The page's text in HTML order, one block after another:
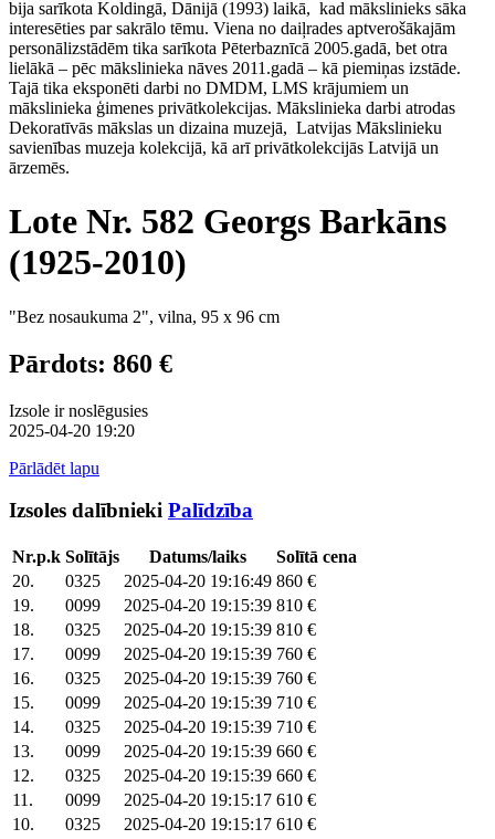
bija sarīkota Koldingā, Dānijā (1993) laikā, kad mākslinieks sāka
interesēties par sakrālo tēmu. Viena no daiļrades aptverošākajām
personālizstādēm tika sarīkota Pēterbaznīcā 2005.gadā, bet otra
lielākā – pēc mākslinieka nāves 2011.gadā – kā piemiņas izstāde.
Tajā tika eksponēti darbi no DMDM, LMS krājumiem un
mākslinieka ģimenes privātkolekcijas. Mākslinieka darbi atrodas
Dekoratīvās mākslas un dizaina muzejā, Latvijas Mākslinieku
savienības muzeja kolekcijā, kā arī privātkolekcijās Latvijā un
ārzemēs.
Lote Nr. 582 Georgs Barkāns
(1925-2010)
"Bez nosaukuma 2", vilna, 95 x 96 cm
Pārdots: 860 €
Izsole ir noslēgusies
2025-04-20 19:20
Pārlādēt lapu
Izsoles dalībnieki Palīdzība
Nr.p.k Solītājs Datums/laiks
Solītā cena
20.
0325 2025-04-20 19:16:49 860 €
19.
0099 2025-04-20 19:15:39 810 €
18.
0325 2025-04-20 19:15:39 810 €
17.
0099 2025-04-20 19:15:39 760 €
16.
0325 2025-04-20 19:15:39 760 €
15.
0099 2025-04-20 19:15:39 710 €
14.
0325 2025-04-20 19:15:39 710 €
13.
0099 2025-04-20 19:15:39 660 €
12.
0325 2025-04-20 19:15:39 660 €
11.
0099 2025-04-20 19:15:17 610 €
10.
0325 2025-04-20 19:15:17 610 €